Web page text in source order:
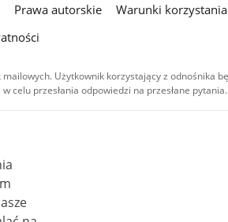
Prawa autorskie Warunki korzystania
Użytkownik korzystający z odnośnika
przesłania odpowiedzi na przesłane
audiowizualnych), są
- na tych samych
zdjęcia, materiały audio i wideo,
autorstwa użycie niekomercyjne -
to stwierdzone inaczej.